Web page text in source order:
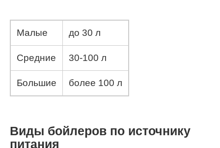
Малые до 30 л
Средние 30-100 л
Большие более 100 л
Виды бойлеров по источнику
питания